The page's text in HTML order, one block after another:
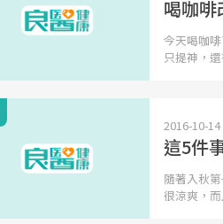
喝咖啡
今天喝咖
只提神，
2016-10-14
這5件
隨著入秋
很涼爽，